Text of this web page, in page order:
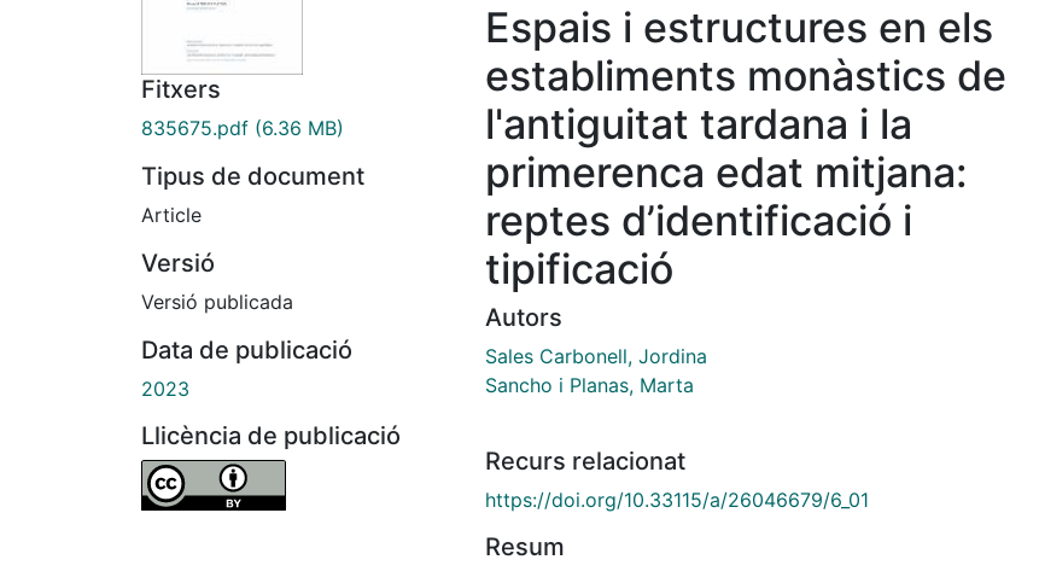
Fitxers
835675.pdf (6.36 MB)
Tipus de document
Article
Versió
Versió publicada
Data de publicació
2023
Llicència de publicació
Espais i estructures en els
establiments monàstics de
l'antiguitat tardana i la
primerenca edat mitjana:
reptes d’identificació i
tipificació
Autors
Sales Carbonell, Jordina
Sancho i Planas, Marta
Recurs relacionat
https://doi.org/10.33115/a/26046679/6_01
Resum